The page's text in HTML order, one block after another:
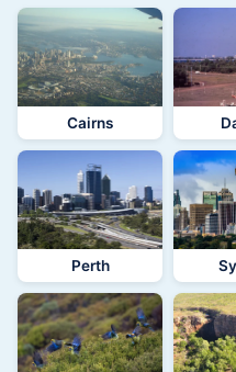
Cairns
Perth